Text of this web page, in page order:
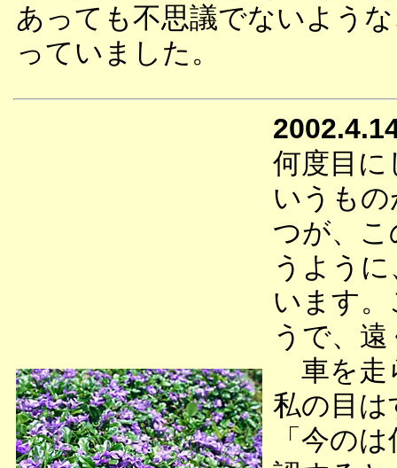
あっても不思議でないよう
っていました。
何度目
いうも
つが、
うよう
います
うで、
車を走
私の目は
「今の